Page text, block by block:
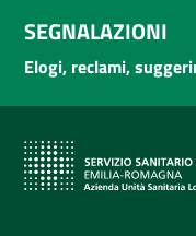
SEGNALAZIONI
Elogi, reclami,